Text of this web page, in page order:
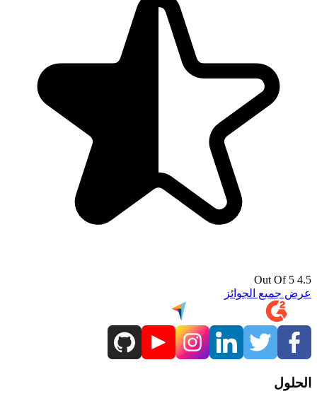
4.5 Out Of 5
عرض جميع الجوائز
الحلول